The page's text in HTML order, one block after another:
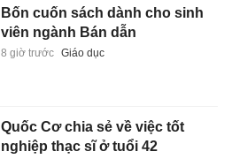
Bốn cuốn sách dành cho sinh
viên ngành Bán dẫn
8 giờ trước Giáo dục
Quốc Cơ chia sẻ về việc tốt
nghiệp thạc sĩ ở tuổi 42